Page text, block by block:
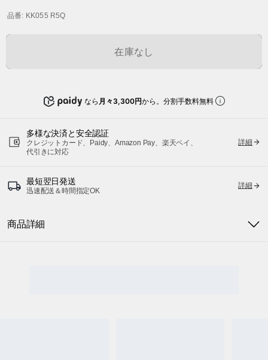
品番: KK055 R5Q
在庫なし
なら 月々3,300円から。分割手数料無料
多様な決済と安全認証
クレジットカード、Paidy、Amazon Pay、楽天ペイ、
代引きに対応
詳細
最短翌日発送
迅速配送＆時間指定OK
詳細
商品詳細